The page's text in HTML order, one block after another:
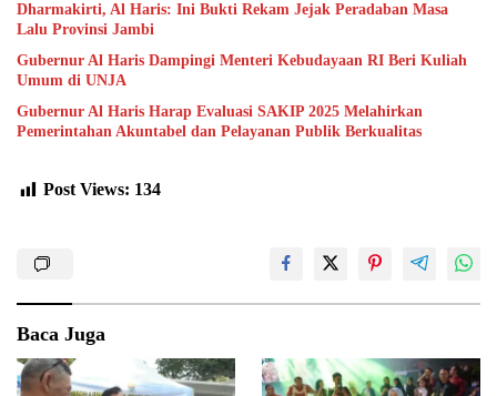
Dharmakirti, Al Haris: Ini Bukti Rekam Jejak Peradaban Masa
Lalu Provinsi Jambi
Gubernur Al Haris Dampingi Menteri Kebudayaan RI Beri Kuliah
Umum di UNJA
Gubernur Al Haris Harap Evaluasi SAKIP 2025 Melahirkan
Pemerintahan Akuntabel dan Pelayanan Publik Berkualitas
Post Views: 134
Baca Juga